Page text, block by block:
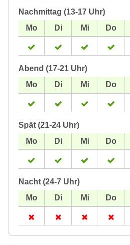
Nachmittag (13-17 Uhr)
Abend (17-21 Uhr)
Spät (21-24 Uhr)
Nacht (24-7 Uhr)